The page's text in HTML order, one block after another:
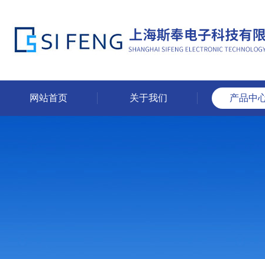
网站首页 关于我们 产品中